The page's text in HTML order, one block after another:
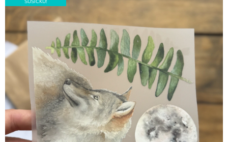
produktu
0,0
z
5
hvězdiček.